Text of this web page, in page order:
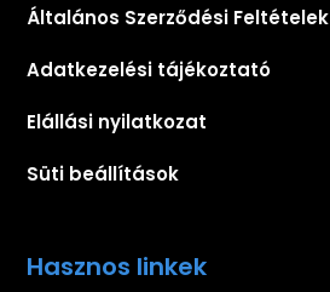
Általános Szerződési Feltételek
Adatkezelési tájékoztató
Elállási nyilatkozat
Süti beállítások
Hasznos linkek